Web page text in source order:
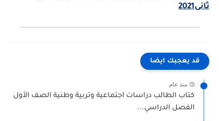
ثانى2021
قد يعجبك ايضا
منذ عام
كتاب الطالب دراسات اجتماعية وتربية وطنية الصف الأول
الفصل الدراسي...